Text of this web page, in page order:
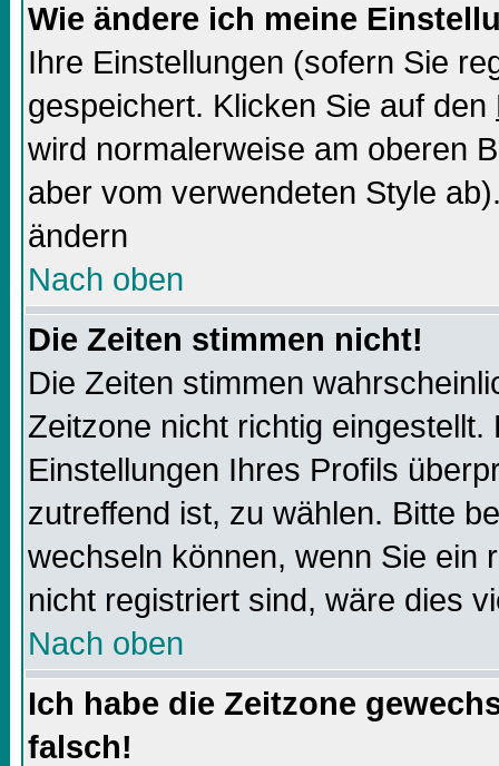
Wie ändere ich meine
Ihre Einstellungen (sofern Sie
gespeichert. Klicken Sie auf den
wird normalerweise am oberen
aber vom verwendeten Style
ändern
Nach oben
Die Zeiten stimmen nicht!
Die Zeiten stimmen
Zeitzone nicht richtig
Einstellungen Ihres Profils
zutreffend ist, zu wählen. Bitte
wechseln können, wenn Sie ein
nicht registriert sind, wäre dies
Nach oben
Ich habe die Zeitzone
falsch!